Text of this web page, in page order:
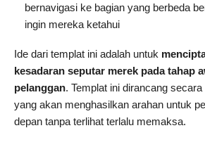
bernavigasi ke bagian yang berbeda
ingin mereka ketahui
Ide dari templat ini adalah untuk
kesadaran seputar merek pada tahap
pelanggan. Templat ini dirancang
yang akan menghasilkan arahan untuk
depan tanpa terlihat terlalu memaksa.